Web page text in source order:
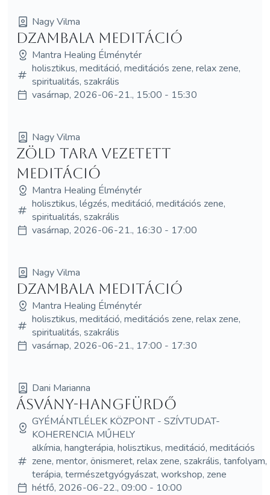
Nagy Vilma
Dzambala meditáció
Mantra Healing Élménytér
holisztikus, meditáció, meditációs zene, relax zene,
spiritualitás, szakrális
vasárnap, 2026-06-21., 15:00 - 15:30
Nagy Vilma
Zöld Tara vezetett
meditáció
Mantra Healing Élménytér
holisztikus, légzés, meditáció, meditációs zene,
spiritualitás, szakrális
vasárnap, 2026-06-21., 16:30 - 17:00
Nagy Vilma
Dzambala meditáció
Mantra Healing Élménytér
holisztikus, meditáció, meditációs zene, relax zene,
spiritualitás, szakrális
vasárnap, 2026-06-21., 17:00 - 17:30
Dani Marianna
Ásvány-hangfürdő
GYÉMÁNTLÉLEK KÖZPONT - SZÍVTUDAT-
KOHERENCIA MŰHELY
alkímia, hangterápia, holisztikus, meditáció, meditációs
zene, mentor, önismeret, relax zene, szakrális, tanfolyam,
terápia, természetgyógyászat, workshop, zene
hétfő, 2026-06-22., 09:00 - 10:00